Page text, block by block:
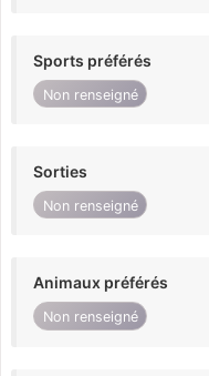
Sports préférés
Non renseigné
Sorties
Non renseigné
Animaux préférés
Non renseigné